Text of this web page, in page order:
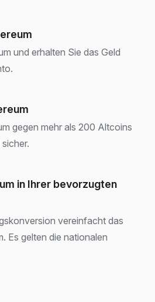
und erhalten Sie das Geld
gegen mehr als 200 Altcoins
in Ihrer bevorzugten
vereinfacht das
Es gelten die nationalen